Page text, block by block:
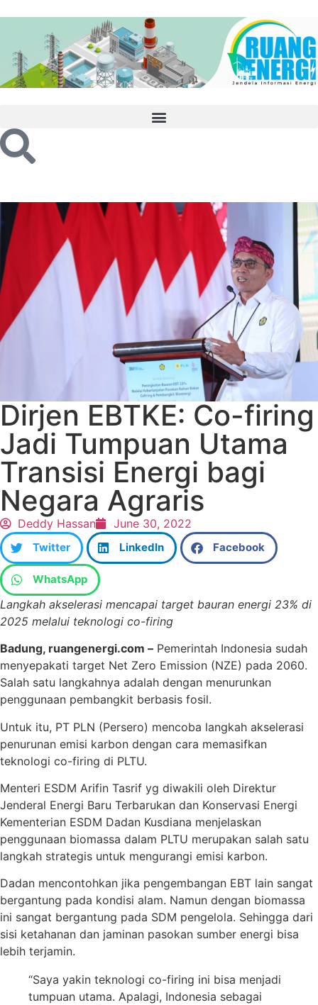
Dirjen EBTKE: Co-firing
Jadi Tumpuan Utama
Transisi Energi bagi
Negara Agraris
Deddy Hassan June 30, 2022
Twitter LinkedIn Facebook
WhatsApp
Langkah akselerasi mencapai target bauran energi 23% di
2025 melalui teknologi co-firing
Badung, ruangenergi.com – Pemerintah Indonesia sudah
menyepakati target Net Zero Emission (NZE) pada 2060.
Salah satu langkahnya adalah dengan menurunkan
penggunaan pembangkit berbasis fosil.
Untuk itu, PT PLN (Persero) mencoba langkah akselerasi
penurunan emisi karbon dengan cara memasifkan
teknologi co-firing di PLTU.
Menteri ESDM Arifin Tasrif yg diwakili oleh Direktur
Jenderal Energi Baru Terbarukan dan Konservasi Energi
Kementerian ESDM Dadan Kusdiana menjelaskan
penggunaan biomassa dalam PLTU merupakan salah satu
langkah strategis untuk mengurangi emisi karbon.
Dadan mencontohkan jika pengembangan EBT lain sangat
bergantung pada kondisi alam. Namun dengan biomassa
ini sangat bergantung pada SDM pengelola. Sehingga dari
sisi ketahanan dan jaminan pasokan sumber energi bisa
lebih terjamin.
“Saya yakin teknologi co-firing ini bisa menjadi
tumpuan utama. Apalagi, Indonesia sebagai